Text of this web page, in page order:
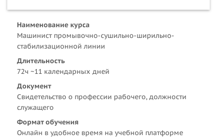
Наименование курса
Машинист промывочно-сушильно-ширильно-
стабилизационной линии
Длительность
72ч ~11 календарных дней
Документ
Свидетельство о профессии рабочего, должности
служащего
Формат обучения
Онлайн в удобное время на учебной платформе